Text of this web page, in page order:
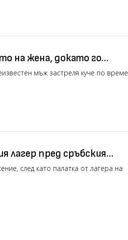
на жена, докато го
мъж застреля куче по време
лагер пред сръбския
изстрел (видео)
след като палатка от лагера на